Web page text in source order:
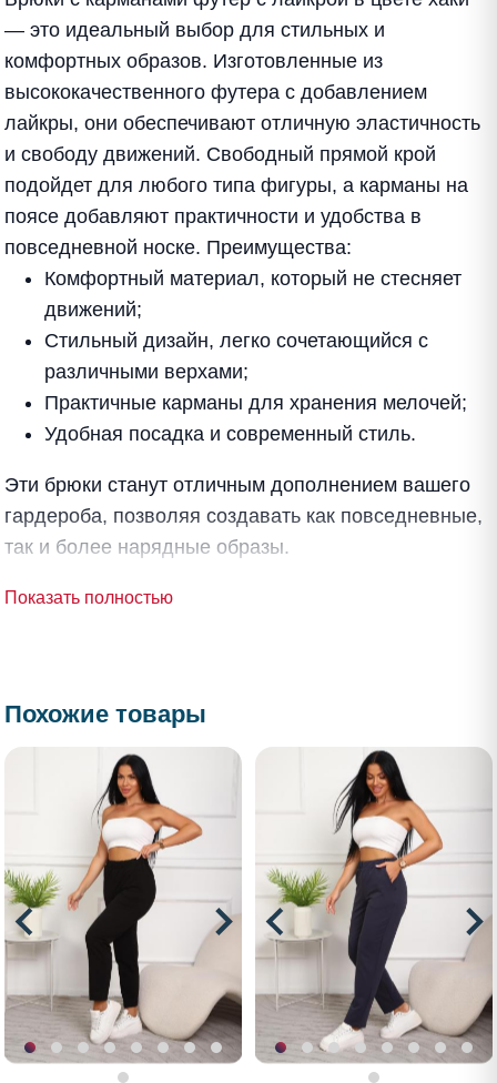
— это идеальный выбор для стильных и
комфортных образов. Изготовленные из
высококачественного футера с добавлением
лайкры, они обеспечивают отличную эластичность
и свободу движений. Свободный прямой крой
подойдет для любого типа фигуры, а карманы на
поясе добавляют практичности и удобства в
повседневной носке. Преимущества:
Комфортный материал, который не стесняет
движений;
Стильный дизайн, легко сочетающийся с
различными верхами;
Практичные карманы для хранения мелочей;
Удобная посадка и современный стиль.
Эти брюки станут отличным дополнением вашего
гардероба, позволяя создавать как повседневные,
так и более нарядные образы.
Показать полностью
Похожие товары